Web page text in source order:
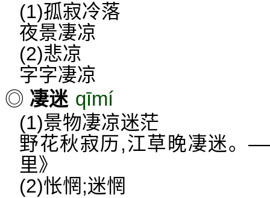
(1)孤寂冷落
夜景凄凉
(2)悲凉
字字凄凉
◎ 凄迷 qīmí
(1)景物凄凉迷茫
野花秋寂历,江草晚凄迷。
里》
(2)怅惘;迷惘